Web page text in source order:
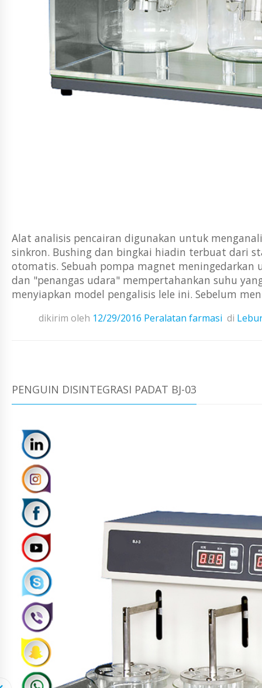
Alat analisis pencairan digunakan untuk
sinkron. Bushing dan bingkai hiadin terbuat dari
otomatis. Sebuah pompa magnet meningedarkan
dan "penangas udara" mempertahankan suhu
menyiapkan model pengalisis lele ini. Sebelum
dikirim oleh 12/29/2016 Peralatan farmasi di
PENGUIN DISINTEGRASI PADAT BJ-03